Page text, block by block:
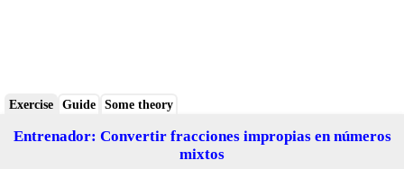
Exercise Guide Some theory
Entrenador: Convertir fracciones impropias en números
mixtos